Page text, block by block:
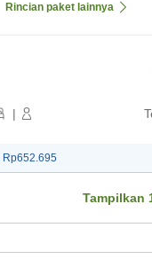
Rincian paket lainnya
|
Rp652.695
Tampilkan